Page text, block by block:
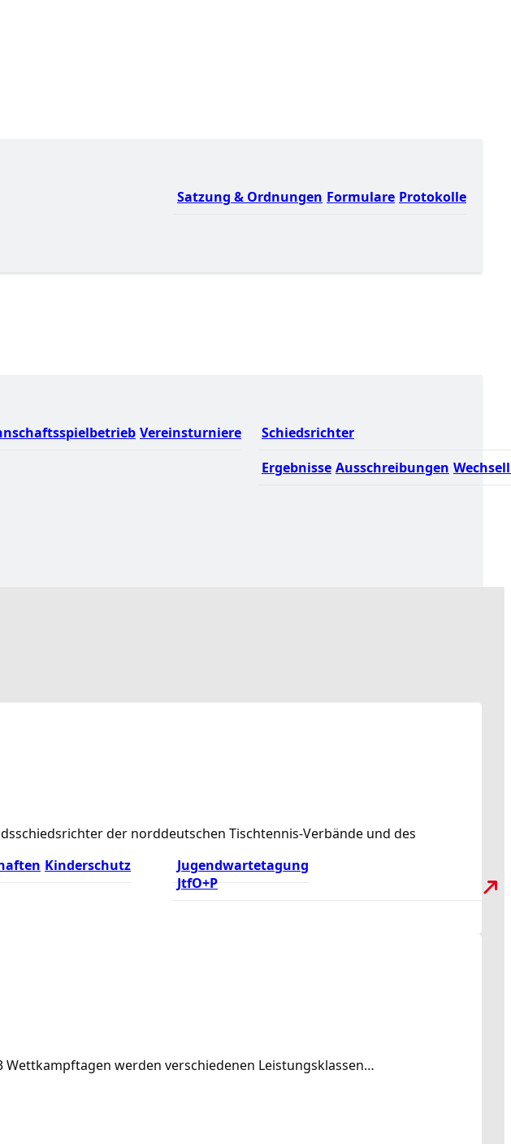
Satzung & Ordnungen Formulare Protokolle
Vereinsturniere
Schiedsrichter
Ergebnisse Ausschreibungen
Kinderschutz
Jugendwartetagung
JtfO+P
der norddeutschen Tischtennis-Verbände und des
Wettkampftagen werden verschiedenen Leistungsklassen…